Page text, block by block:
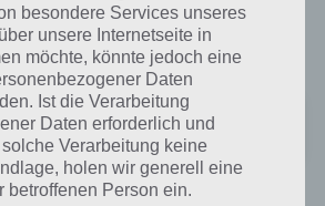
erhälst du kostenlos im Google Play Store
Dateimanager
Gerät wie das iPhone oder iPad, dann
besondere Services unseres
unsere Internetseite in
möchte, könnte jedoch eine
Daten
Ist die Verarbeitung
Daten erforderlich und
Verarbeitung keine
holen wir generell eine
betroffenen Person ein.